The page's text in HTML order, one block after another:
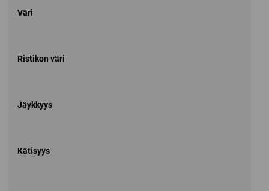
Väri
Ristikon väri
Jäykkyys
Kätisyys